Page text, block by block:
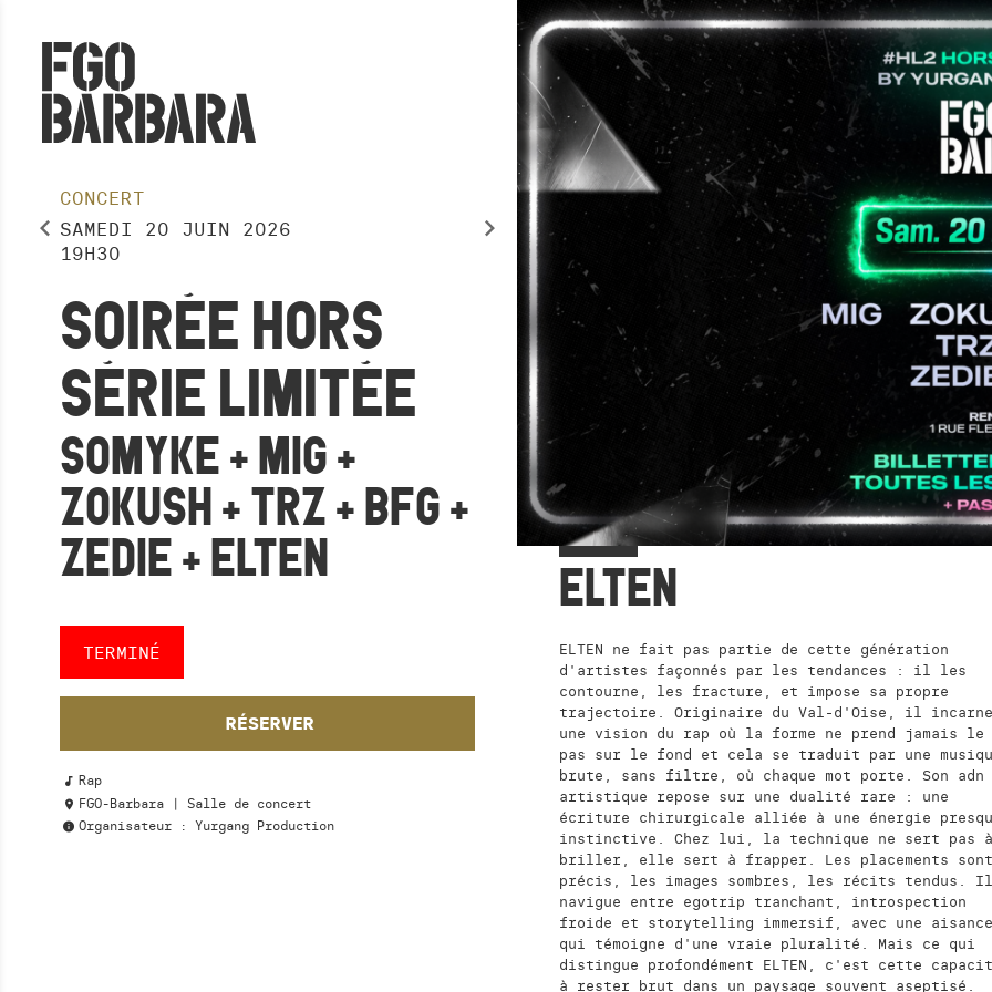
ALLER AU CONTENU PRINCIPAL
CONCERT
SAMEDI 20 JUIN 2026
19H30
SOIRÉE HORS
SÉRIE LIMITÉE
SOMYKE + MIG +
ZOKUSH + TRZ + BFG +
ZEDIE + ELTEN
TERMINÉ
RÉSERVER
Rap
FGO-Barbara | Salle de concert
Organisateur : Yurgang Production
ELTEN
ELTEN ne fait pas partie de cette génération
d'artistes façonnés par les tendances : il les
contourne, les fracture, et impose sa propre
trajectoire. Originaire du Val-d'Oise, il incarne
une vision du rap où la forme ne prend jamais le
pas sur le fond et cela se traduit par une
brute, sans filtre, où chaque mot porte. Son adn
artistique repose sur une dualité rare : une
écriture chirurgicale alliée à une énergie
instinctive. Chez lui, la technique ne sert pas à
briller, elle sert à frapper. Les placements sont
précis, les images sombres, les récits tendus. Il
navigue entre egotrip tranchant, introspection
froide et storytelling immersif, avec une aisance
qui témoigne d'une vraie pluralité. Mais ce qui
distingue profondément ELTEN, c'est cette
à rester brut dans un paysage souvent aseptisé.